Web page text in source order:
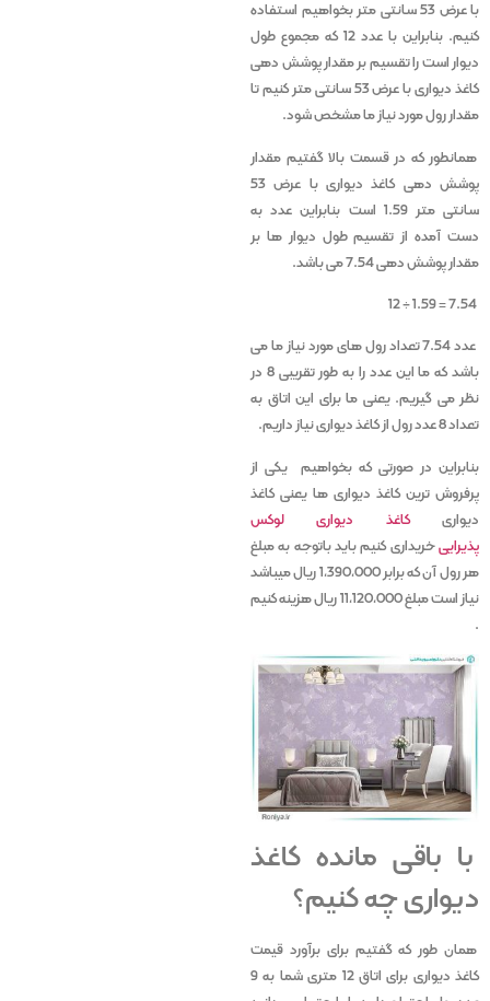
با عرض 53 سانتی متر بخواهیم استفاده
کنیم. بنابراین با عدد 12 که مجموع طول
دیوار است را تقسیم بر مقدار پوشش دهی
کاغذ دیواری با عرض 53 سانتی متر کنیم تا
مقدار رول مورد نیاز ما مشخص شود.
همانطور که در قسمت بالا گفتیم مقدار
پوشش دهی کاغذ دیواری با عرض 53
سانتی متر 1.59 است بنابراین عدد به
دست آمده از تقسیم طول دیوار ها بر
مقدار پوشش دهی 7.54 می باشد.
عدد 7.54 تعداد رول های مورد نیاز ما می
باشد که ما این عدد را به طور تقریبی 8 در
نظر می گیریم. یعنی ما برای این اتاق به
تعداد 8 عدد رول از کاغذ دیواری نیاز داریم.
بنابراین در صورتی که بخواهیم یکی از
پرفروش ترین کاغذ دیواری ها یعنی کاغذ
دیواریکاغذ دیواری لوکس
پذیراییخریداری کنیم باید باتوجه به مبلغ
هر رول آن که برابر 1,390,000 ریال میباشد
نیاز است مبلغ 11,120,000 ریال هزینه کنیم
.
با باقی مانده کاغذ
دیواری چه کنیم؟
همان طور که گفتیم برای برآورد قیمت
کاغذ دیواری برای اتاق 12 متری شما به 9